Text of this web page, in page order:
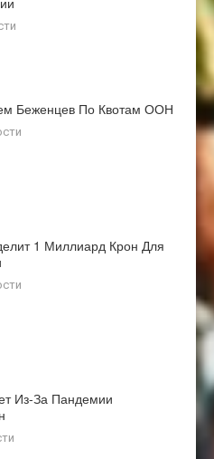
Беженцев По Квотам ООН
1 Миллиард Крон Для
Из-За Пандемии